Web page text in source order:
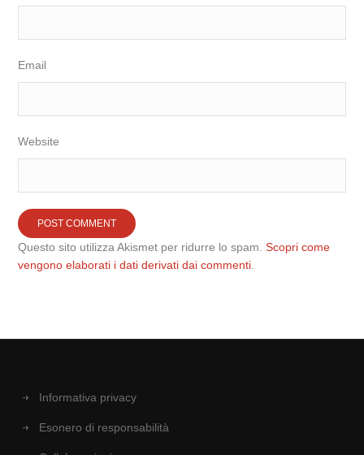
Email
Website
Questo sito utilizza Akismet per ridurre lo spam.Scopri come
vengono elaborati i dati derivati dai commenti
Informativa privacy
Esonero di responsabilità